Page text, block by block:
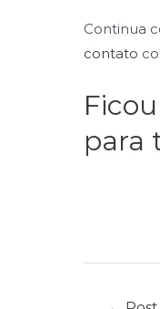
Continua
contato
para